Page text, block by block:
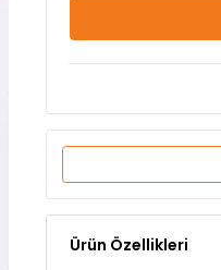
Ürün Özellikleri